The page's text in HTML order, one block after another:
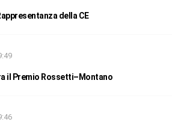
della CE
il Premio Rossetti–Montano